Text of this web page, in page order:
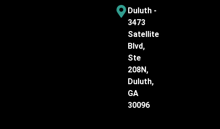
Duluth -
3473
Satellite
Blvd,
Ste
208N,
Duluth,
GA
30096